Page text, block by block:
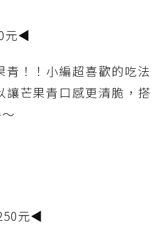
元◀
青！！小編超喜歡的吃法
讓芒果青口感更清脆，搭
元◀